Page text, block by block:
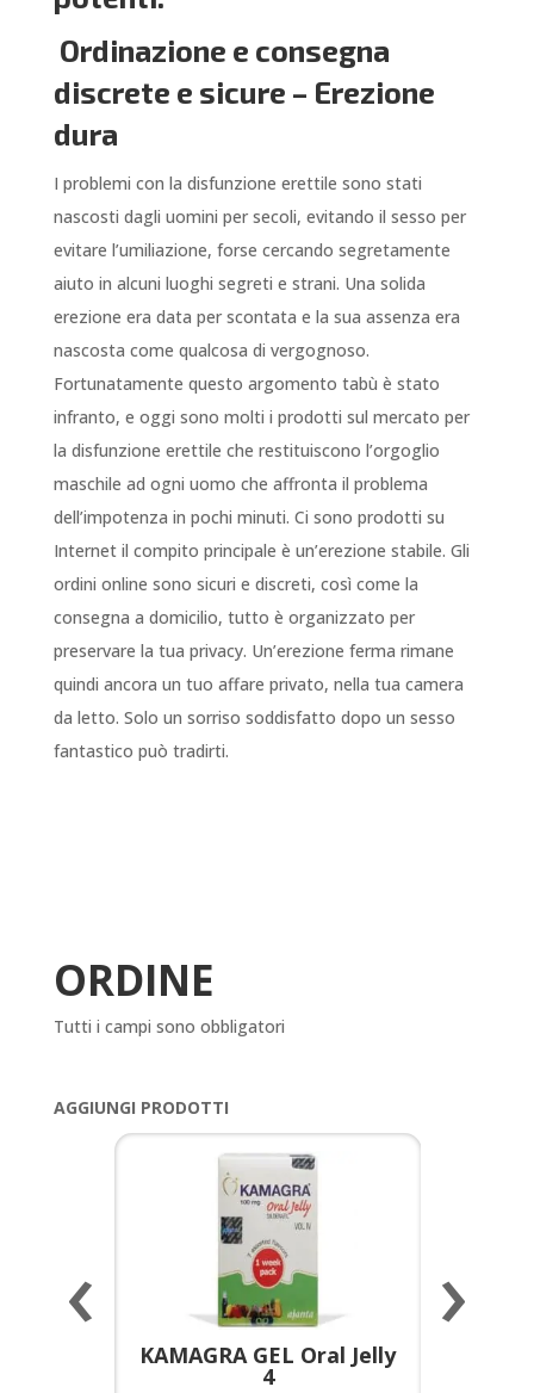
Ordinazione e consegna
discrete e sicure – Erezione
dura
I problemi con la disfunzione erettile sono stati
nascosti dagli uomini per secoli, evitando il sesso per
evitare l’umiliazione, forse cercando segretamente
aiuto in alcuni luoghi segreti e strani. Una solida
erezione era data per scontata e la sua assenza era
nascosta come qualcosa di vergognoso.
Fortunatamente questo argomento tabù è stato
infranto, e oggi sono molti i prodotti sul mercato per
la disfunzione erettile che restituiscono l’orgoglio
maschile ad ogni uomo che affronta il problema
dell’impotenza in pochi minuti. Ci sono prodotti su
Internet il compito principale è un’erezione stabile. Gli
ordini online sono sicuri e discreti, così come la
consegna a domicilio, tutto è organizzato per
preservare la tua privacy. Un’erezione ferma rimane
quindi ancora un tuo affare privato, nella tua camera
da letto. Solo un sorriso soddisfatto dopo un sesso
fantastico può tradirti.
ORDINE
Tutti i campi sono obbligatori
AGGIUNGI PRODOTTI
KAMAGRA GEL Oral Jelly
4
‹ ›